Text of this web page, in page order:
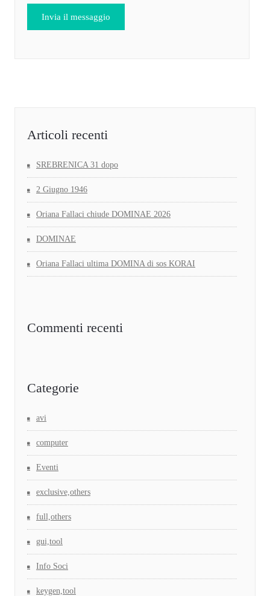
Articoli recenti
SREBRENICA 31 dopo
2 Giugno 1946
Oriana Fallaci chiude DOMINAE 2026
DOMINAE
Oriana Fallaci ultima DOMINA di sos KORAI
Commenti recenti
Categorie
avi
computer
Eventi
exclusive,others
full,others
gui,tool
Info Soci
keygen,tool